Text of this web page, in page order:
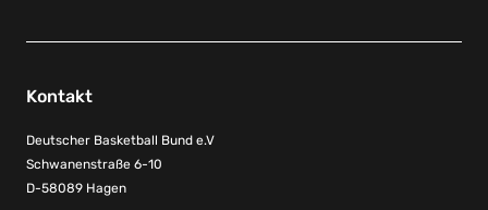
Kontakt
Deutscher Basketball Bund e.V
Schwanenstraße 6-10
D-58089 Hagen